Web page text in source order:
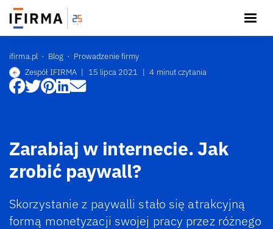
ifirma.pl Blog
Prowadzenie firmy
Zespół IFIRMA | 15 lipca 2021 | 4 minut czytania
Zarabiaj w internecie. Jak
zrobić paywall?
Skorzystanie z paywalli stało się atrakcyjną
formą monetyzacji swojej pracy przez różnego